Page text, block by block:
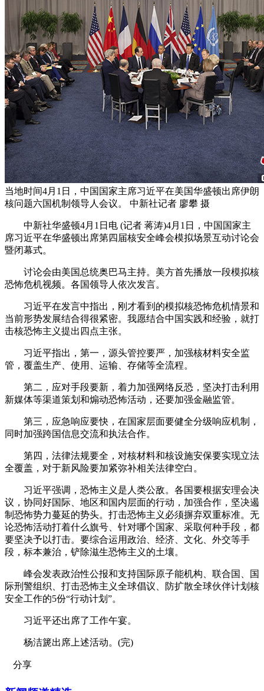
当地时间4月1日，中国国家主席习近平在美国华盛顿出席伊朗
核问题六国机制领导人会议。 中新社记者 廖攀 摄
中新社华盛顿4月1日电 (记者 蒋涛)4月1日，中国国家主
席习近平在华盛顿出席第四届核安全峰会模拟场景互动讨论会
暨闭幕式。
讨论会由美国总统奥巴马主持。美方首先播放一段模拟核
恐怖危机视频。各国领导人依次发言。
习近平在发言中指出，刚才看到的模拟核恐怖危机情景和
当前形势发展结合得很紧密。我愿结合中国实践和经验，就打
击核恐怖主义提出四点主张。
习近平指出，第一，源头管控要严，加强核材料安全监
管，覆盖生产、使用、运输、存储等全流程。
第二，应对手段要新，着力加强网络反恐，坚决打击利用
新媒体等渠道策划和煽动恐怖活动，还要加强金融监管。
第三，应急响应要快，在国家层面要健全分级响应机制，
同时加强跨国信息交流和执法合作。
第四，法律法规要全，对核材料和核设施安保要实现立法
全覆盖，对于新风险要加紧弥补相关法律空白。
习近平强调，恐怖主义是人类公敌。各国要根据安理会决
议，协同好国际、地区和国内层面的行动，加强合作，坚决遏
制恐怖势力蔓延的势头。打击恐怖主义必须摒弃双重标准。无
论恐怖活动打着什么旗号、针对哪个国家、采取何种手段，都
要坚决予以打击。要综合运用政治、经济、文化、外交等手
段，标本兼治，铲除滋生恐怖主义的土壤。
峰会发表政治性公报和支持国际原子能机构、联合国、国
际刑警组织、打击恐怖主义全球倡议、防扩散全球伙伴计划核
安全工作的5份“行动计划”。
习近平还出席了工作午宴。
杨洁篪出席上述活动。(完)
分享